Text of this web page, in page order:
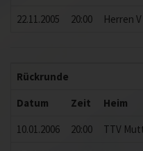
22.11.2005
20:00 Herren V
Rückrunde
Datum
Zeit Heim
10.01.2006
20:00 TTV